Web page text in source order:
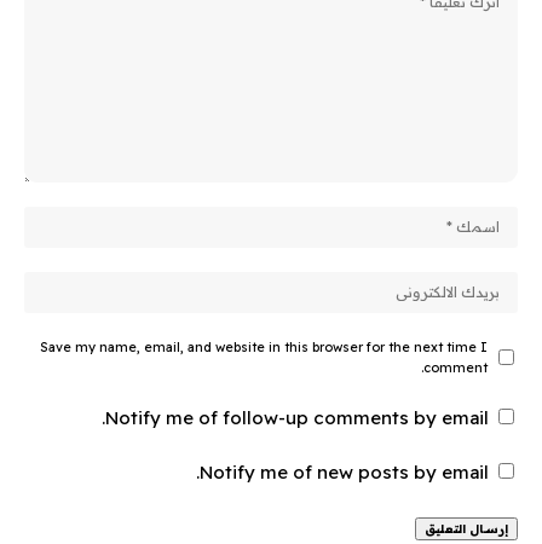
Save my name, email, and website in this browser for the next time I
comment.
Notify me of follow-up comments by email.
Notify me of new posts by email.